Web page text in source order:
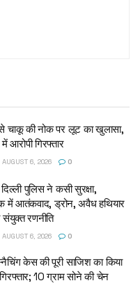
से चाकू की नोक पर लूट का खुलासा,
आरोपी गिरफ्तार
AUGUST 6, 2026 0
पुलिस ने कसी सुरक्षा,
में आतंकवाद, ड्रोन, अवैध हथियार
रणनीति
AUGUST 6, 2026 0
केस की पूरी साजिश का किया
10 ग्राम सोने की चेन